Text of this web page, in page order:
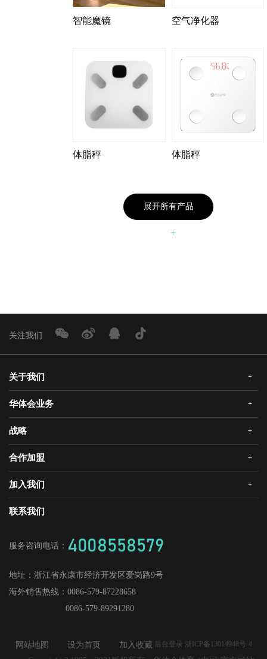
智能魔镜 空气净化器
体脂秤 体脂秤
展开所有产品
关注我们
关于我们 +
公司简介
企业文化
荣誉资质
发展历程
领导关怀
媒体中心
华体会业务 +
华体会安全门
华体会真AI锁
华体会静音木门
华体会机器人安全门
爱感真全屋智能家居
战略 +
三大智能
研发创新
战略合作
合作加盟 +
经销合作
华体会招商
加入我们 +
人才理念
校园招聘
联系我们
服务咨询电话： 4008558579
地址： 浙江省永康市经济开发区爱岗路9号
海外销售热线： 0086-579-87228658
0086-579-89291280
网站地图 设为首页 加入收藏 后台登录 浙ICP备13014948号-4